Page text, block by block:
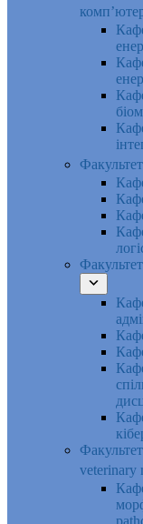
veterinary